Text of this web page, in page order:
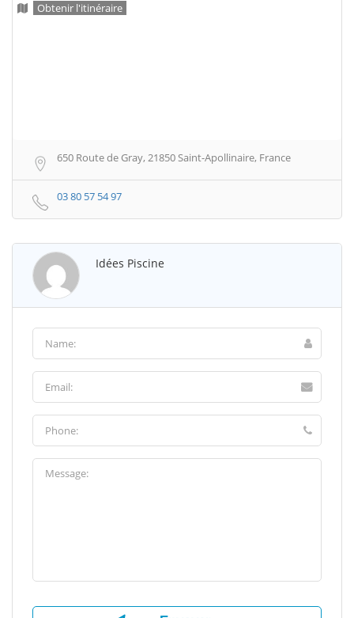
Obtenir l'itinéraire
650 Route de Gray, 21850 Saint-Apollinaire, France
03 80 57 54 97
Idées Piscine